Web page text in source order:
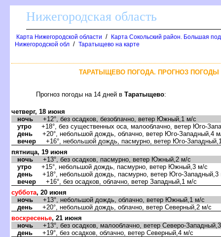
Нижегородская область
Карта Нижегородской области /
Карта Сокольский район. Большая
Нижегородской обл / Таратыщево на карте
ТАРАТЫЩЕВО ПОГОДА. ПРОГНОЗ
Прогноз погоды на 14 дней Таратыщево:
четверг, 18 июня
ночь +12°, без осадков, безоблачно, ветер Южный,1 м/с
утро +18°, без существенных оса, малооблачно, ветер Юго-
день +20°, небольшой дождь, облачно, ветер Юго-Западный,4
ечер +16°, небольшой дождь, пасмурно, ветер Юго-
пятница, 19 июня
ночь +13°, без осадков, пасмурно, ветер Южный,2 м/с
утро +15°, небольшой дождь, пасмурно, ветер Южный,3 м/с
день +18°, небольшой дождь, пасмурно, ветер Юго-Западный,3
ечер +16°, без осадков, облачно, ветер Западный,1 м/с
суббота, 20 июня
ночь +13°, небольшой дождь, облачно, ветер Южный,1 м/с
день +20°, небольшой дождь, облачно, ветер Северный,2 м/с
оскресенье, 21 июня
ночь +13°, без осадков, малооблачно, ветер Северо-
день +19°, без осадков, облачно, ветер Северный,4 м/с